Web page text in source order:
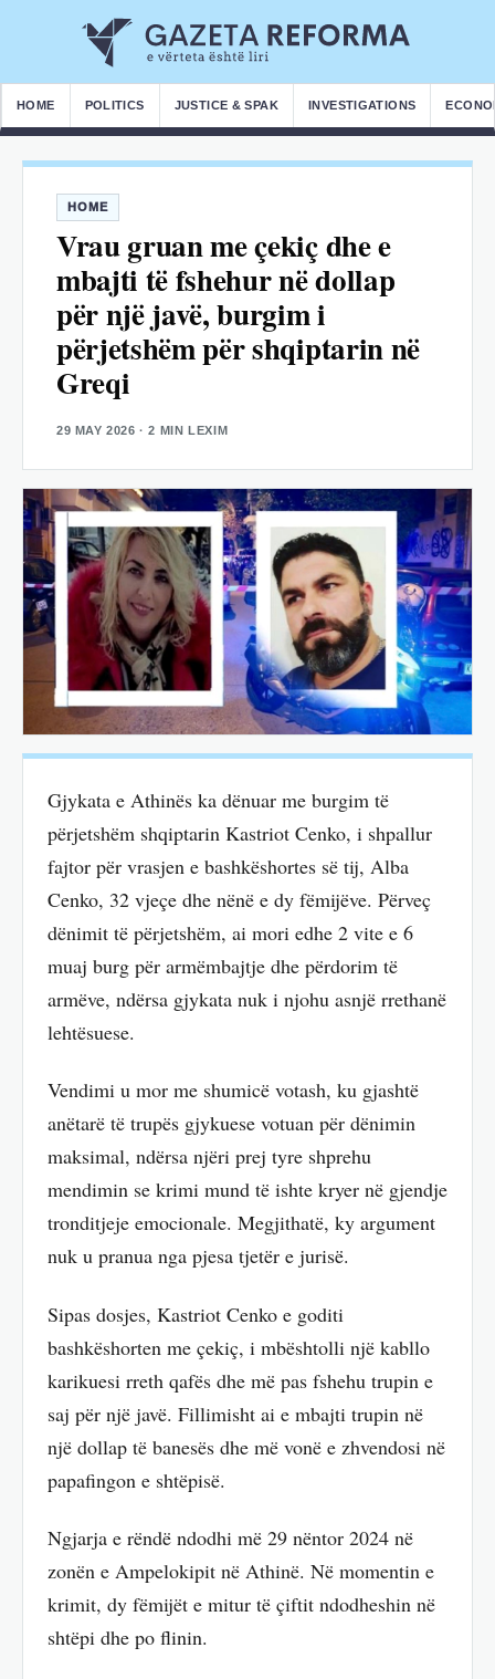
HOME POLITICS JUSTICE & SPAK INVESTIGATIONS
HOME
Vrau gruan me çekiç dhe e
mbajti të fshehur në dollap
për një javë, burgim i
përjetshëm për shqiptarin në
Greqi
29 MAY 2026 · 2 MIN LEXIM
Gjykata e Athinës ka dënuar me burgim të
përjetshëm shqiptarin Kastriot Cenko, i shpallur
fajtor për vrasjen e bashkëshortes së tij, Alba
Cenko, 32 vjeçe dhe nënë e dy fëmijëve. Përveç
dënimit të përjetshëm, ai mori edhe 2 vite e 6
muaj burg për armëmbajtje dhe përdorim të
armëve, ndërsa gjykata nuk i njohu asnjë rrethanë
lehtësuese.
Vendimi u mor me shumicë votash, ku gjashtë
anëtarë të trupës gjykuese votuan për dënimin
maksimal, ndërsa njëri prej tyre shprehu
mendimin se krimi mund të ishte kryer në gjendje
tronditjeje emocionale. Megjithatë, ky argument
nuk u pranua nga pjesa tjetër e jurisë.
Sipas dosjes, Kastriot Cenko e goditi
bashkëshorten me çekiç, i mbështolli një kabllo
karikuesi rreth qafës dhe më pas fshehu trupin e
saj për një javë. Fillimisht ai e mbajti trupin në
një dollap të banesës dhe më vonë e zhvendosi në
papafingon e shtëpisë.
Ngjarja e rëndë ndodhi më 29 nëntor 2024 në
zonën e Ampelokipit në Athinë. Në momentin e
krimit, dy fëmijët e mitur të çiftit ndodheshin në
shtëpi dhe po flinin.